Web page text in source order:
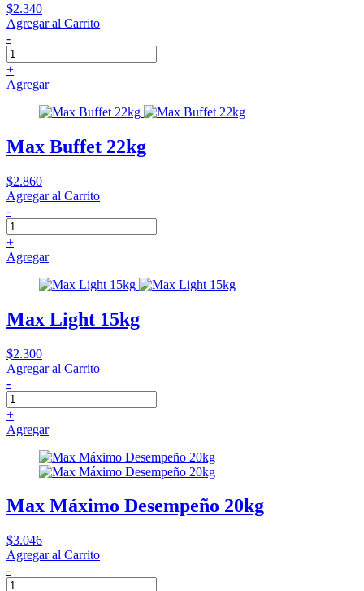
$2.340
Agregar al Carrito
-
+
Agregar
Max Buffet 22kg
$2.860
Agregar al Carrito
-
+
Agregar
Max Light 15kg
$2.300
Agregar al Carrito
-
+
Agregar
Max Máximo Desempeño 20kg
$3.046
Agregar al Carrito
-